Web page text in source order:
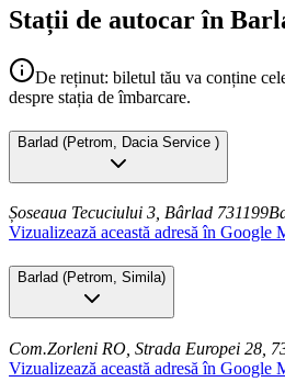
Stații de autocar în
De reținut: biletul tău va conține
despre stația de îmbarcare.
Barlad (Petrom, Dacia Service )
Șoseaua Tecuciului 3, Bârlad 731199
Vizualizează această adresă în Google
Barlad (Petrom, Simila)
Com.Zorleni RO, Strada Europei 28,
Vizualizează această adresă în Google